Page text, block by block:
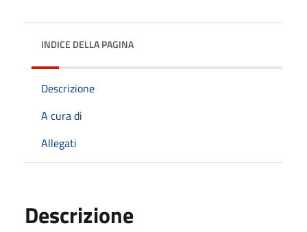
INDICE DELLA PAGINA
Descrizione
A cura di
Allegati
Descrizione